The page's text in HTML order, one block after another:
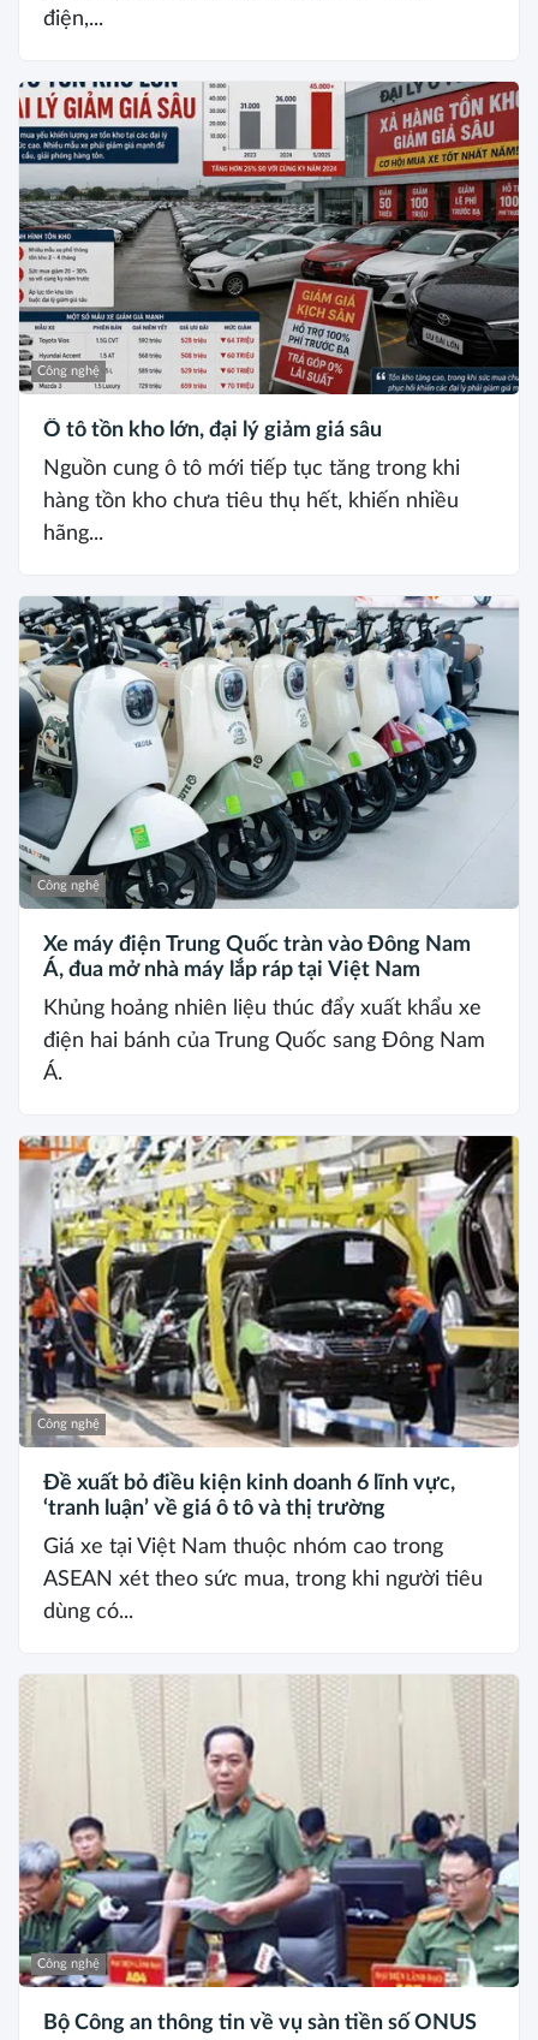
điện,...
Công nghệ
Ô tô tồn kho lớn, đại lý giảm giá sâu
Nguồn cung ô tô mới tiếp tục tăng trong khi
hàng tồn kho chưa tiêu thụ hết, khiến nhiều
hãng...
Công nghệ
Xe máy điện Trung Quốc tràn vào Đông Nam
Á, đua mở nhà máy lắp ráp tại Việt Nam
Khủng hoảng nhiên liệu thúc đẩy xuất khẩu xe
điện hai bánh của Trung Quốc sang Đông Nam
Á.
Công nghệ
Đề xuất bỏ điều kiện kinh doanh 6 lĩnh vực,
‘tranh luận’ về giá ô tô và thị trường
Giá xe tại Việt Nam thuộc nhóm cao trong
ASEAN xét theo sức mua, trong khi người tiêu
dùng có...
Công nghệ
Bộ Công an thông tin về vụ sàn tiền số ONUS